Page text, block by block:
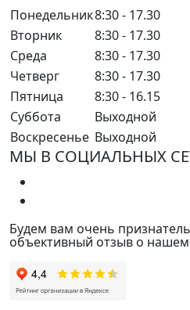
Понедельник8:30 - 17.30
Вторник
8:30 - 17.30
Среда
8:30 - 17.30
Четверг
8:30 - 17.30
Пятница
8:30 - 16.15
Суббота
Выходной
Воскресенье Выходной
МЫ В СОЦИАЛЬНЫХ
Будем вам очень
объективный отзыв о